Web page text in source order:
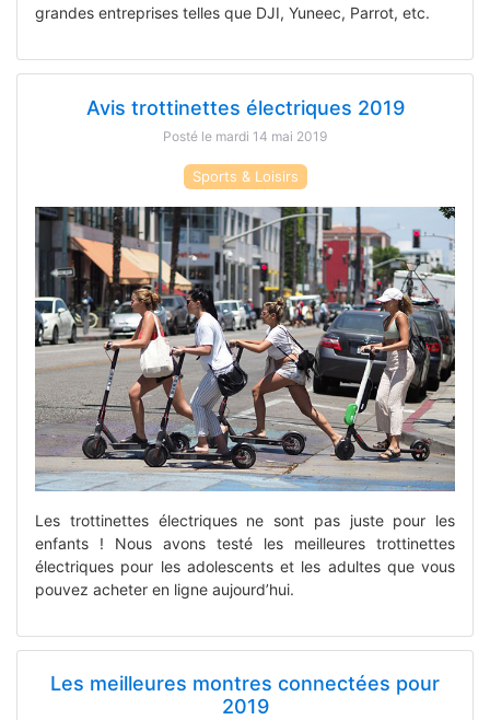
grandes entreprises telles que DJI, Yuneec, Parrot, etc.
Avis trottinettes électriques 2019
Posté le mardi 14 mai 2019
Sports & Loisirs
Les trottinettes électriques ne sont pas juste pour les
enfants ! Nous avons testé les meilleures trottinettes
électriques pour les adolescents et les adultes que vous
pouvez acheter en ligne aujourd’hui.
Les meilleures montres connectées pour
2019